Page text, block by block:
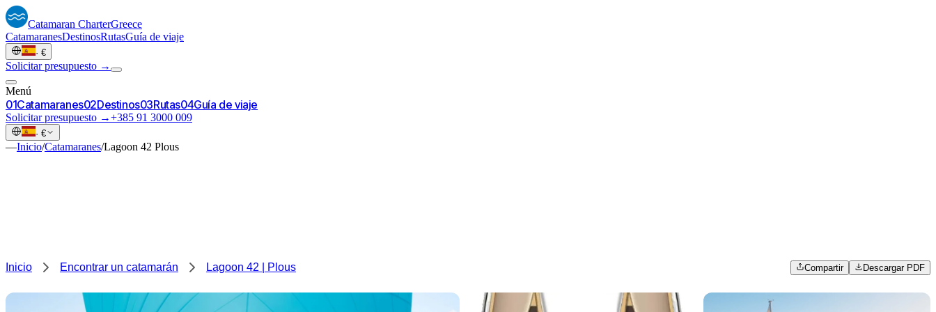
Catamaran CharterGreece
CatamaranesDestinosRutasGuía de viaje
· €
Solicitar presupuesto →
Menú
01Catamaranes02Destinos03Rutas04Guía de viaje
Solicitar presupuesto →+385 91 3000 009
· €
—Inicio/Catamaranes/Lagoon 42 Plous
Inicio Encontrar un catamarán Lagoon 42 | Plous Compartir Descargar PDF